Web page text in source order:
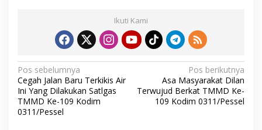
o
k
er s
A
p
p
e
gr
a
m
ai
l e
Ikuti Kami
N
a
v
i
Pos sebelumnya
Cegah Jalan Baru Terkikis Air
Ini Yang Dilakukan Satlgas
TMMD Ke-109 Kodim
0311/Pessel
Pos berikutnya
Asa Masyarakat Dilan
Terwujud Berkat TMMD Ke-
109 Kodim 0311/Pessel